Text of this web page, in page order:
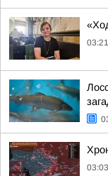
03:21
03:03